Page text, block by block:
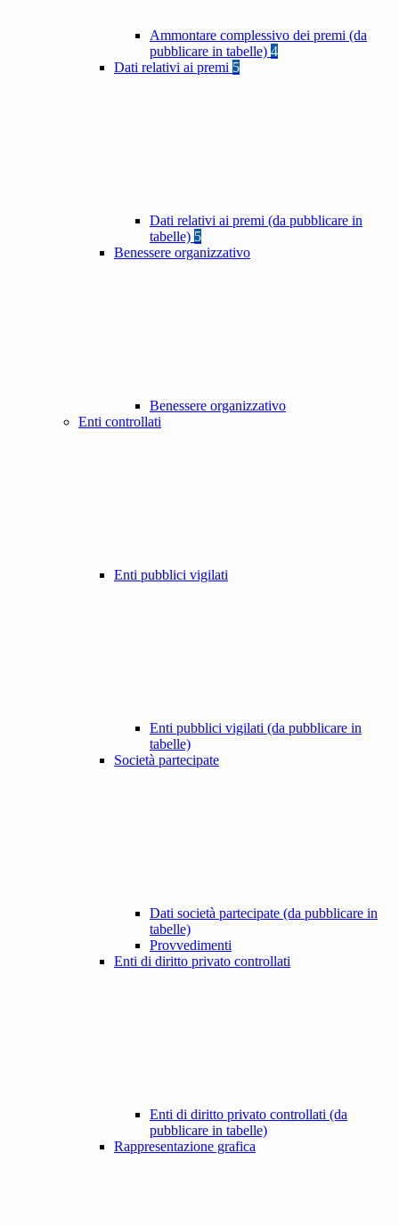
Ammontare complessivo dei premi (da
pubblicare in tabelle) 4
Dati relativi ai premi 5
Dati relativi ai premi (da pubblicare in
tabelle) 5
Benessere organizzativo
Benessere organizzativo
Enti controllati
Enti pubblici vigilati
Enti pubblici vigilati (da pubblicare in
tabelle)
Società partecipate
Dati società partecipate (da pubblicare in
tabelle)
Provvedimenti
Enti di diritto privato controllati
Enti di diritto privato controllati (da
pubblicare in tabelle)
Rappresentazione grafica